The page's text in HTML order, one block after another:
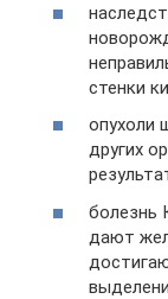
стенки
опухоли
других
болезнь
дают